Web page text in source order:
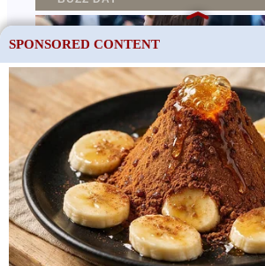
SPONSORED CONTENT